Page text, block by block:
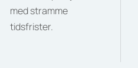
med stramme
tidsfrister.